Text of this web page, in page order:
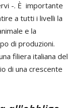
-. È importante
a tutti i livelli la
e la
di produzioni.
filiera italiana del
di una crescente